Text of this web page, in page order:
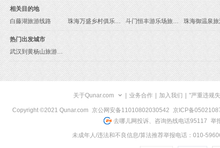
相关目的地
白藤湖旅游线路
珠海万盛乡村俱乐部旅游线路 斗门恒丰游乐场旅游线路 珠海御温泉
热门出发城市
武汉到黄杨山旅游报价
关于Qunar.com 业务合作 加入我们 "严重违规
Copyright ©2021 Qunar.com 京公网安备11010802030542
京ICP备
去哪儿网投诉、咨询热线电话95117 举
未成年人/违法和不良信息/算法推荐举报电话：010-